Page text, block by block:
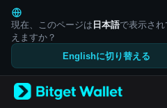
English
日本語
Tiếng Việt
Русский
Español (Latinoamérica)
Italiano
現在、このページは日本語で表示され
えますか？
Englishに切り替える